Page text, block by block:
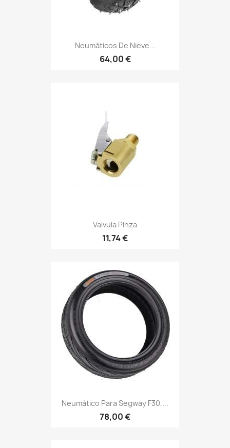
Neumáticos De Nieve...
64,00 €
Valvula Pinza
11,74 €
Neumático Para Segway F30,...
78,00 €